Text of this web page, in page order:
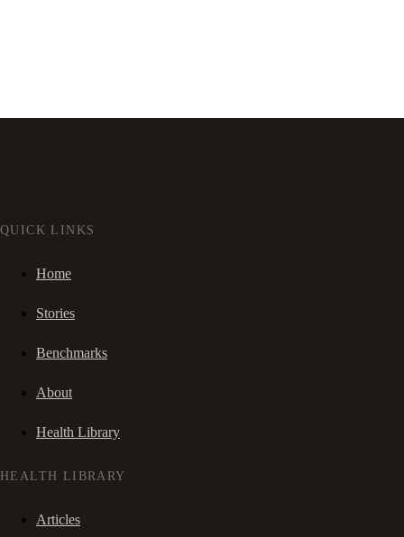
QUICK LINKS
Home
Stories
Benchmarks
About
Health Library
HEALTH LIBRARY
Articles